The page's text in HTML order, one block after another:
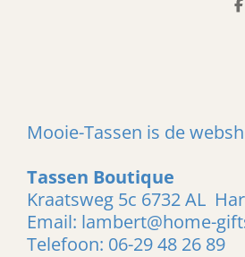
D
Mooie-Tassen is de
Tassen Boutique
Kraatsweg 5c 6732 AL
Email: lambert@home-
Telefoon: 06-29 48 26 89